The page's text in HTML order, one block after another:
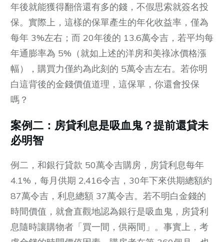
年後就能獲得翻倍還有多的錢，不假思索就簽名投
保。實際上，這樣的保單產生的年化收益率，僅為
每年 3%左右；而 20年後的 13.6萬令吉，若平均每
年通膨率為 5%（就如上述的洋房和美祿冰價格漲
幅），購買力僅約為此刻的 5萬令吉左右。若你明
白這背後的金錢價值道理，這保單，你還會投保
嗎？
案例二：房貸利息是吸血鬼？提前還貸未
必明智
例二，和銀行貸款 50萬令吉購房，房貸利息每年
4.1%，每月供期 2,416令吉，30年下來供期總額約
87萬令吉，利息總額 37萬令吉。若不明白金錢的
時間價值，就會直觀地認為銀行是吸血鬼，房貸利
息隨時讓購物者「買一間，供兩間」。事實上，考